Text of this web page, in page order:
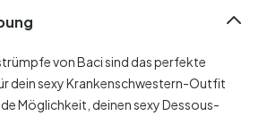
von Baci sind das perfekte
dein sexy Krankenschwestern-Outfit
Möglichkeit, deinen sexy Dessous-